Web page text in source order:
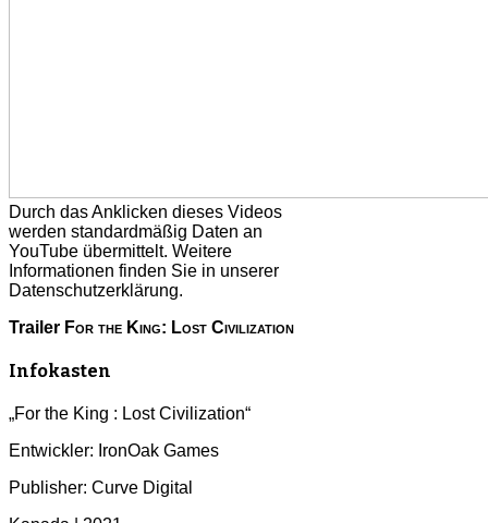
Durch das Anklicken dieses Videos
werden standardmäßig Daten an
YouTube übermittelt. Weitere
Informationen finden Sie in unserer
Datenschutzerklärung.
Trailer For the King: Lost Civilization
Infokasten
„For the King : Lost Civilization“
Entwickler: IronOak Games
Publisher: Curve Digital